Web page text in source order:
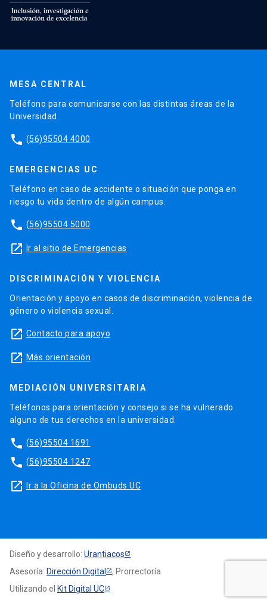
MESA CENTRAL
Teléfono para comunicarse con las distintas áreas de la
Universidad.
phone (56)95504 4000
EMERGENCIAS UC
Teléfono en caso de accidente o situación que ponga en
riesgo tu vida dentro de algún campus.
phone (56)95504 5000
launch Ir al sitio de Emergencias
DISCRIMINACIÓN Y VIOLENCIA
Orientación y apoyo en casos de discriminación, violencia de
género o violencia sexual.
launch Contacto para apoyo
launch Más orientación
MEDIACIÓN UNIVERSITARIA
Teléfonos para orientación y consejo si se ha vulnerado
alguno de tus derechos en la universidad.
phone (56)95504 1691
phone (56)95504 1247
launch Ir a la Oficina de Ombuds UC
Diseño y desarrollo: Urantiacos
Asesoría: Dirección Digital
, Prorrectoría
Utilizando el Kit Digital UC